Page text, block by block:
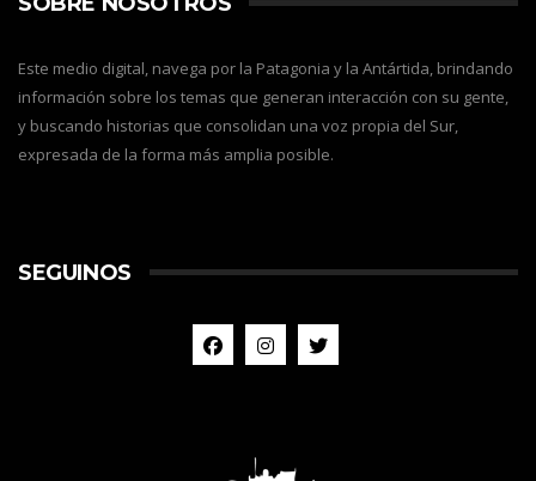
Este medio digital, navega por la Patagonia y la Antártida, brindando
información sobre los temas que generan interacción con su gente,
y buscando historias que consolidan una voz propia del Sur,
expresada de la forma más amplia posible.
SEGUINOS